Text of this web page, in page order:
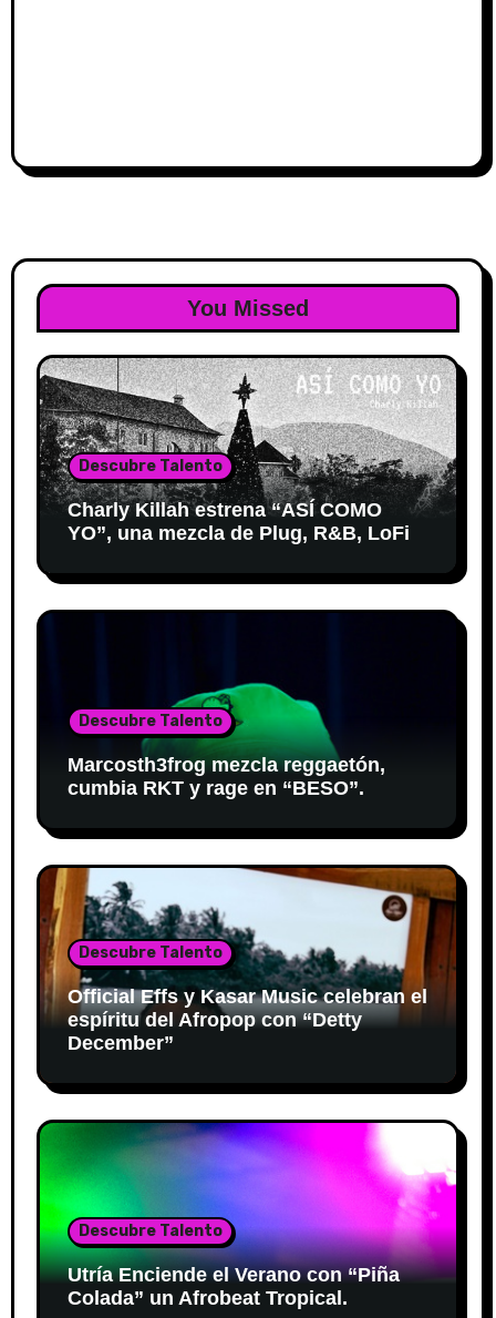
You Missed
Descubre Talento
Charly Killah estrena “ASÍ COMO
YO”, una mezcla de Plug, R&B, LoFi
Descubre Talento
Marcosth3frog mezcla reggaetón,
cumbia RKT y rage en “BESO”.
Descubre Talento
Official Effs y Kasar Music celebran el
espíritu del Afropop con “Detty
December”
Descubre Talento
Utría Enciende el Verano con “Piña
Colada” un Afrobeat Tropical.